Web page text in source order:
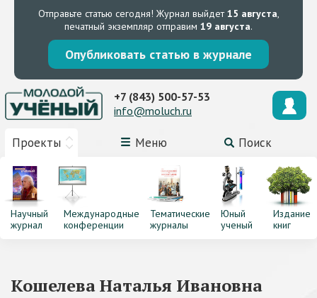
Отправьте статью сегодня! Журнал выйдет15 августа,
печатный экземпляр отправим 19 августа.
Опубликовать статью в журнале
Проекты Меню Поиск
+7 (843) 500-57-53
info@moluch.ru
Научный
журнал
Международные
конференции
Тематические
журналы
Юный
ученый
Издание
книг
Кошелева Наталья Ивановна